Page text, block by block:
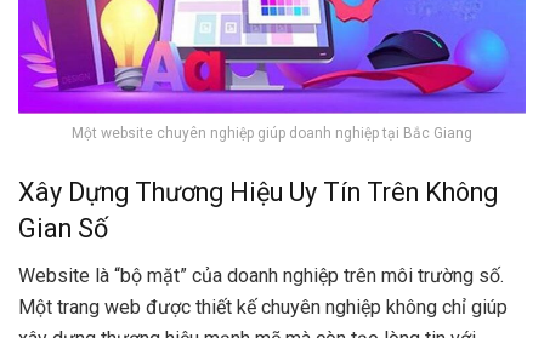
Một website chuyên nghiệp giúp doanh nghiệp tại Bắc Giang
Xây Dựng Thương Hiệu Uy Tín Trên Không
Gian Số
Website là “bộ mặt” của doanh nghiệp trên môi trường số.
Một trang web được thiết kế chuyên nghiệp không chỉ giúp